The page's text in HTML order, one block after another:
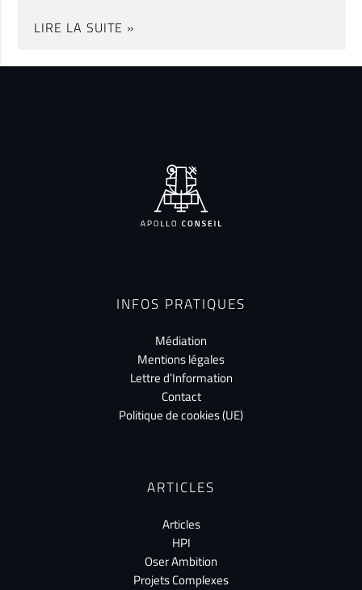
LIRE LA SUITE »
INFOS PRATIQUES
Médiation
Mentions légales
Lettre d’Information
Contact
Politique de cookies (UE)
ARTICLES
Articles
HPI
Oser Ambition
Projets Complexes